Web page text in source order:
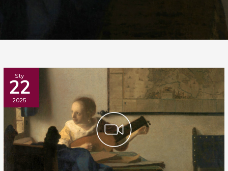
Sty
22
2025
Metropolitan
Museum.
Malarstwo
do
potęgi!